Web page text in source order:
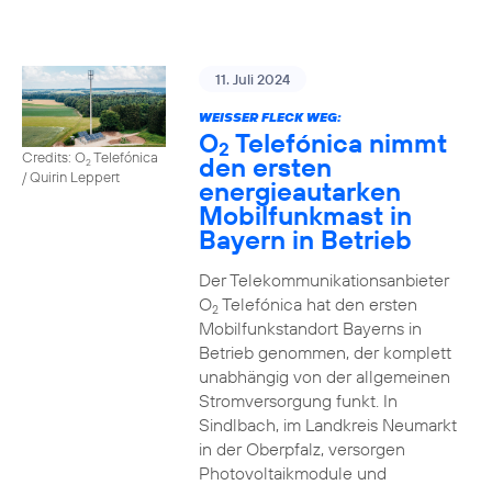
Credits: O2Telefónica
/ Quirin Leppert
11. Juli 2024
WEISSER FLECK WEG:
O2 Telefónica nimmt
den ersten
energieautarken
Mobilfunkmast in
Bayern in Betrieb
Der Telekommunikationsanbieter
O2Telefónica hat den ersten
Mobilfunkstandort Bayerns in
Betrieb genommen, der komplett
unabhängig von der allgemeinen
Stromversorgung funkt. In
Sindlbach, im Landkreis Neumarkt
in der Oberpfalz, versorgen
Photovoltaikmodule und